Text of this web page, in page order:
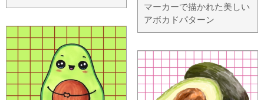
マーカーで描かれた美しい
アボカドパターン